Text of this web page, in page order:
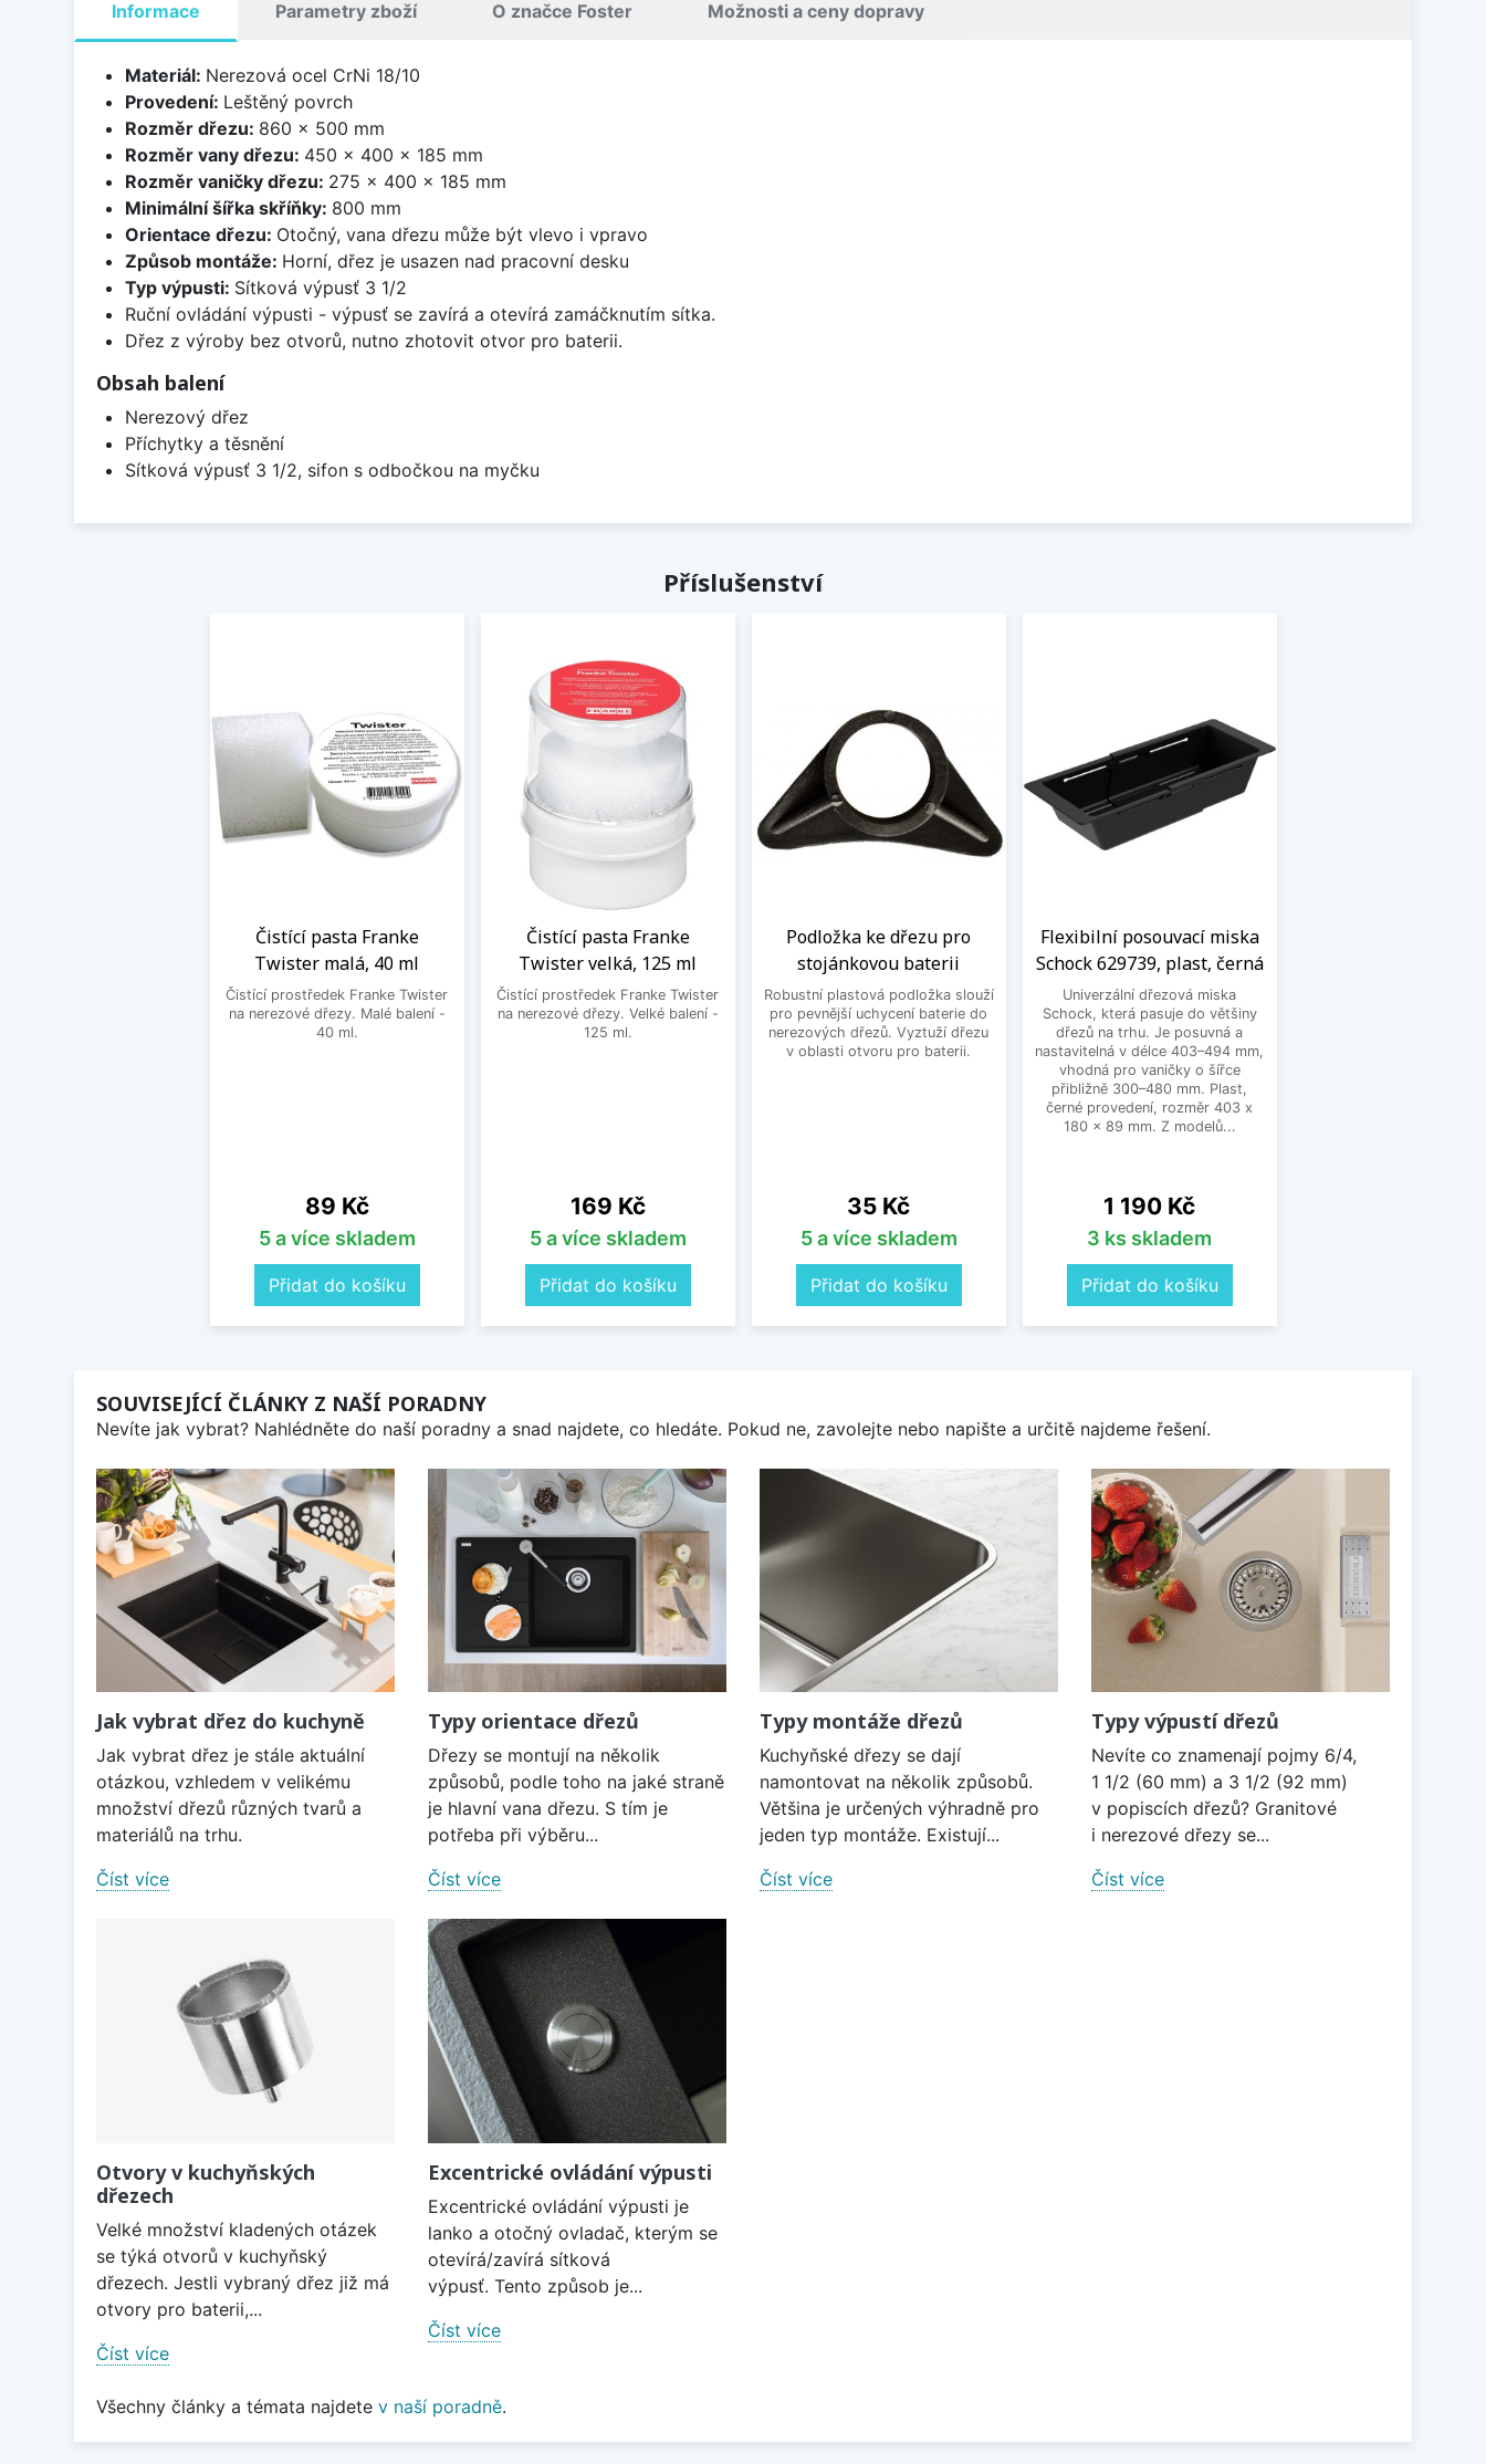
Informace Parametry zboží O značce Foster Možnosti a ceny dopravy
Materiál: Nerezová ocel CrNi 18/10
Provedení: Leštěný povrch
Rozměr dřezu: 860 x 500 mm
Rozměr vany dřezu: 450 x 400 x 185 mm
Rozměr vaničky dřezu: 275 x 400 x 185 mm
Minimální šířka skříňky: 800 mm
Orientace dřezu: Otočný, vana dřezu může být vlevo i vpravo
Způsob montáže: Horní, dřez je usazen nad pracovní desku
Typ výpusti: Sítková výpusť 3 1/2
Ruční ovládání výpusti - výpusť se zavírá a otevírá zamáčknutím sítka.
Dřez z výroby bez otvorů, nutno zhotovit otvor pro baterii.
Obsah balení
Nerezový dřez
Příchytky a těsnění
Sítková výpusť 3 1/2, sifon s odbočkou na myčku
Příslušenství
Čistící pasta Franke
Twister malá, 40 ml
Čistící prostředek Franke Twister
na nerezové dřezy. Malé balení -
40 ml.
Cena
89 Kč
5 a více skladem
Přidat do košíku
Čistící pasta Franke
Twister velká, 125 ml
Čistící prostředek Franke Twister
na nerezové dřezy. Velké balení -
125 ml.
Cena
169 Kč
5 a více skladem
Přidat do košíku
Podložka ke dřezu pro
stojánkovou baterii
Robustní plastová podložka slouží
pro pevnější uchycení baterie do
nerezových dřezů. Vyztuží dřezu
v oblasti otvoru pro baterii.
Cena
35 Kč
5 a více skladem
Přidat do košíku
Flexibilní posouvací miska
Schock 629739, plast, černá
Univerzální dřezová miska
Schock, která pasuje do většiny
dřezů na trhu. Je posuvná a
nastavitelná v délce 403–494 mm,
vhodná pro vaničky o šířce
přibližně 300–480 mm. Plast,
černé provedení, rozměr 403 x
180 x 89 mm. Z modelů...
Cena
1 190 Kč
3 ks skladem
Přidat do košíku
SOUVISEJÍCÍ ČLÁNKY Z NAŠÍ PORADNY
Nevíte jak vybrat? Nahlédněte do naší poradny a snad najdete, co hledáte. Pokud ne, zavolejte nebo napište a určitě najdeme řešení.
Jak vybrat dřez do kuchyně
Jak vybrat dřez je stále aktuální
otázkou, vzhledem v velikému
množství dřezů různých tvarů a
materiálů na trhu.
Číst více
Typy orientace dřezů
Dřezy se montují na několik
způsobů, podle toho na jaké straně
je hlavní vana dřezu. S tím je
potřeba při výběru...
Číst více
Typy montáže dřezů
Kuchyňské dřezy se dají
namontovat na několik způsobů.
Většina je určených výhradně pro
jeden typ montáže. Existují...
Číst více
Typy výpustí dřezů
Nevíte co znamenají pojmy 6/4,
1 1/2 (60 mm) a 3 1/2 (92 mm)
v popiscích dřezů? Granitové
i nerezové dřezy se...
Číst více
Otvory v kuchyňských
dřezech
Velké množství kladených otázek
se týká otvorů v kuchyňský
dřezech. Jestli vybraný dřez již má
otvory pro baterii,...
Číst více
Excentrické ovládání výpusti
Excentrické ovládání výpusti je
lanko a otočný ovladač, kterým se
otevírá/zavírá sítková
výpusť. Tento způsob je...
Číst více
Všechny články a témata najdete v naší poradně.